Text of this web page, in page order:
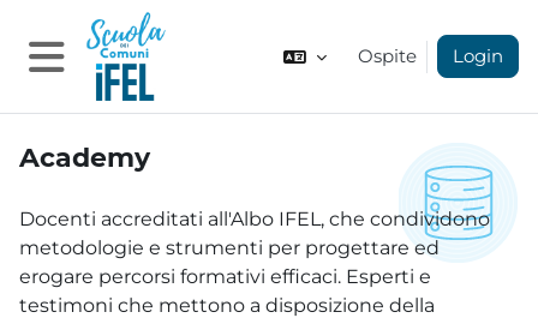
Vai al contenuto principale
Pannello laterale
Ospite Login
Academy
Docenti accreditati all'Albo IFEL, che condividono
metodologie e strumenti per progettare ed
erogare percorsi formativi efficaci. Esperti e
testimoni che mettono a disposizione della